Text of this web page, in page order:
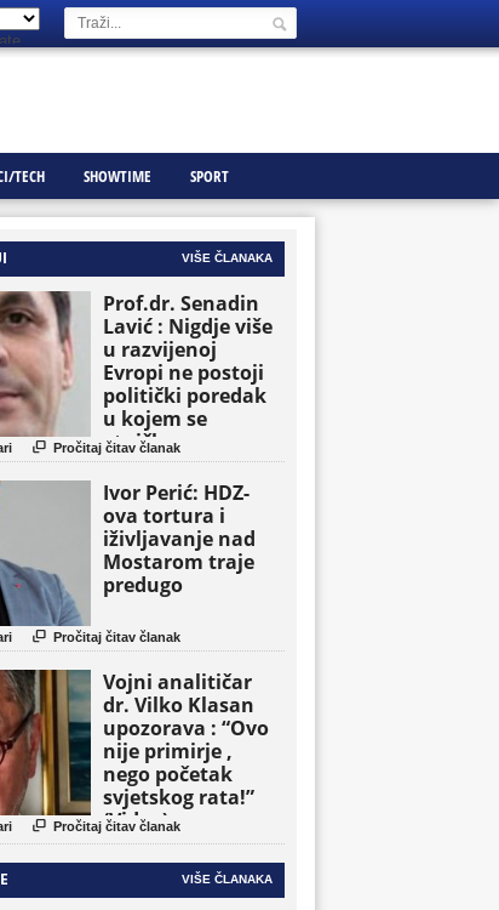
TECH SHOWTIME SPORT
VIŠE ČLANAKA
Prof.dr. Senadin
Lavić : Nigdje više
u razvijenoj
Evropi ne postoji
politički poredak
u kojem se
etničke grupe
pojavljuju kao
osnovne političke
jedinice
 Pročitaj čitav članak
Ivor Perić: HDZ-
ova tortura i
iživljavanje nad
Mostarom traje
predugo
 Pročitaj čitav članak
Vojni analitičar
dr. Vilko Klasan
upozorava : “Ovo
nije primirje ,
nego početak
svjetskog rata!”
(Video)
 Pročitaj čitav članak
VIŠE ČLANAKA